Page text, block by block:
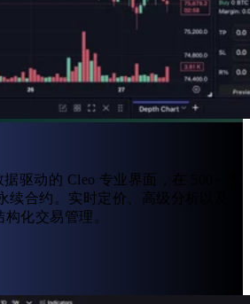
驱动的 Cleo 专业界面，在 500+ 个
续合约。实时定价、高级分析以及
化交易管理。